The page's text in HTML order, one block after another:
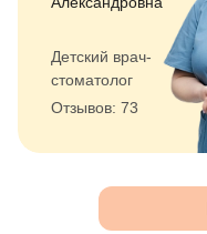
Детский врач-
стоматолог
Отзывов: 73